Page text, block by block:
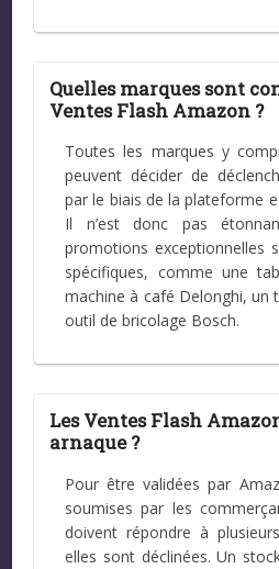
Quelles marques sont
Ventes Flash Amazon ?
Toutes les marques y
peuvent décider de
par le biais de la plateforme
Il n’est donc pas
promotions exceptionnelles
spécifiques, comme une
machine à café Delonghi, un
outil de bricolage Bosch.
Les Ventes Flash
arnaque ?
Pour être validées par
soumises par les
doivent répondre à
elles sont déclinées. Un